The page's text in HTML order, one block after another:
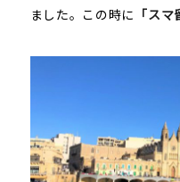
ました。この時に 「ス